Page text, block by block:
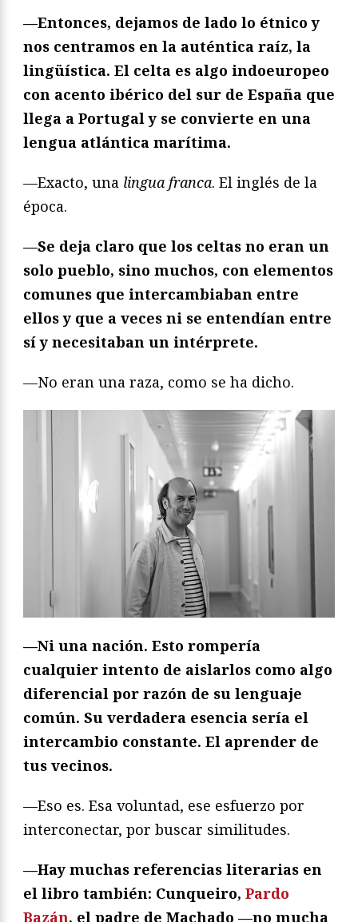
—Entonces, dejamos de lado lo étnico y
nos centramos en la auténtica raíz, la
lingüística. El celta es algo indoeuropeo
con acento ibérico del sur de España que
llega a Portugal y se convierte en una
lengua atlántica marítima.
—Exacto, una lingua franca. El inglés de la
época.
—Se deja claro que los celtas no eran un
solo pueblo, sino muchos, con elementos
comunes que intercambiaban entre
ellos y que a veces ni se entendían entre
sí y necesitaban un intérprete.
—No eran una raza, como se ha dicho.
—Ni una nación. Esto rompería
cualquier intento de aislarlos como algo
diferencial por razón de su lenguaje
común. Su verdadera esencia sería el
intercambio constante. El aprender de
tus vecinos.
—Eso es. Esa voluntad, ese esfuerzo por
interconectar, por buscar similitudes.
—Hay muchas referencias literarias en
el libro también: Cunqueiro, Pardo
Bazán, el padre de Machado —no mucha